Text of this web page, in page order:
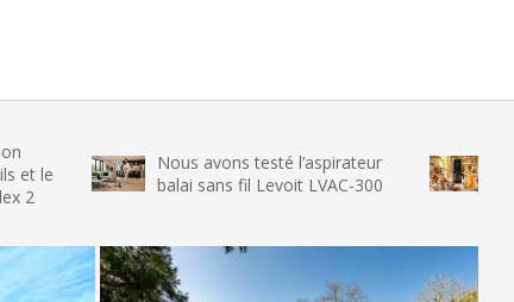
Nous avons testé l’aspirateur
balai sans fil Levoit LVAC-300
Nous
glace